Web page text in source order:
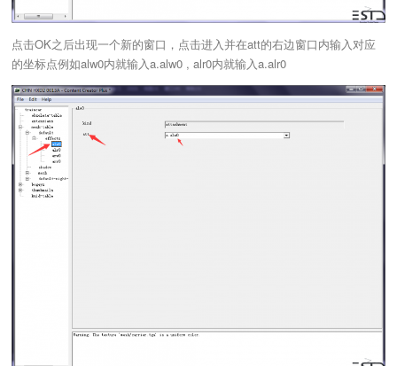
点击OK之后出现一个新的窗口，点击进入并在att的右边窗口内输入对应
的坐标点例如alw0内就输入a.alw0 , alr0内就输入a.alr0